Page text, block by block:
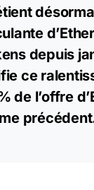
depuis
ce
de l’offre